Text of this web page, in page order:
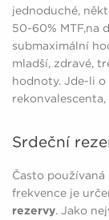
jednoduché,
50-60% MTF,na
submaximální
mladší, zdravé,
hodnoty. Jde-li o
Srdeční
Často
frekvence je
rezervy. Jako